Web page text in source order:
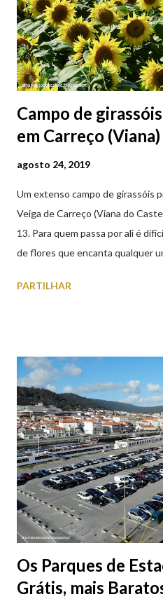
Campo de
em Carreço (Viana)
agosto 24, 2019
Um extenso campo de girassóis
Veiga de Carreço (Viana do
13. Para quem passa por ali é
de flores que encanta qualquer
aproveite a paisagem como
PARTILHAR
Os Parques de
Grátis, mais